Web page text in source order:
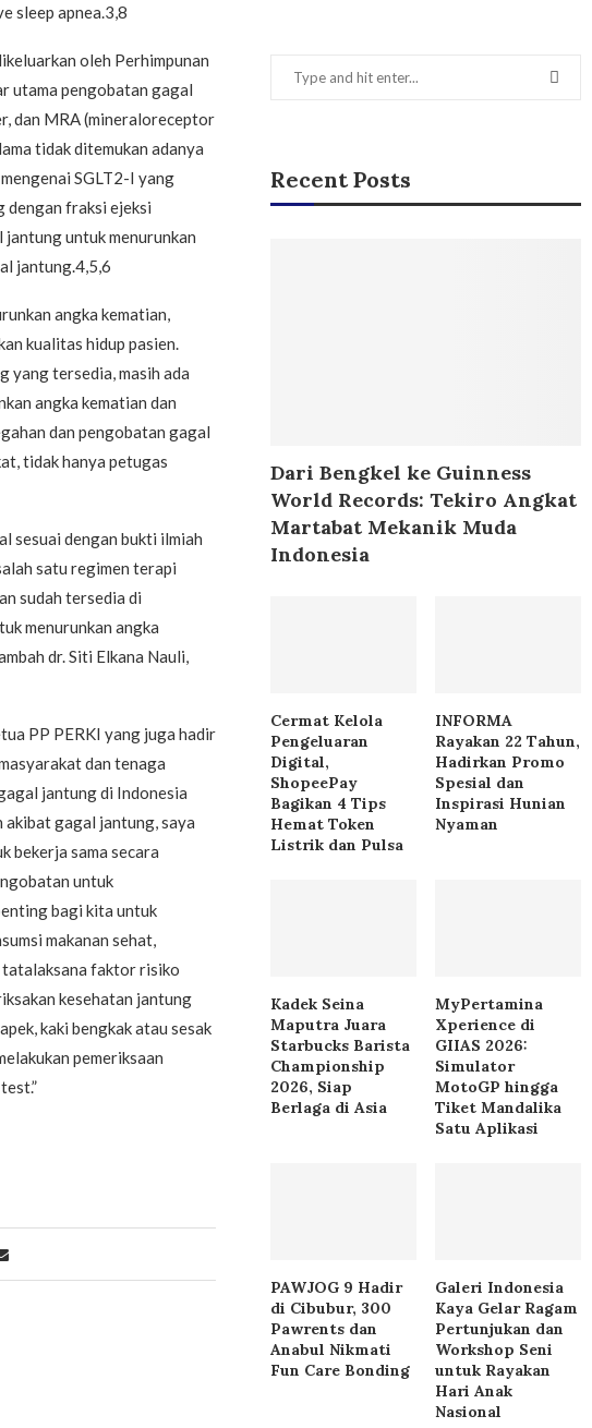
sleep apnea.3,8
oleh Perhimpunan
utama pengobatan gagal
dan MRA (mineraloreceptor
tidak ditemukan adanya
SGLT2-I yang
dengan fraksi ejeksi
untuk menurunkan
jantung.4,5,6
angka kematian,
kualitas hidup pasien.
yang tersedia, masih ada
angka kematian dan
dan pengobatan gagal
tidak hanya petugas
sesuai dengan bukti ilmiah
satu regimen terapi
sudah tersedia di
menurunkan angka
dr. Siti Elkana Nauli,
PP PERKI yang juga hadir
dan tenaga
jantung di Indonesia
akibat gagal jantung, saya
bekerja sama secara
untuk
bagi kita untuk
makanan sehat,
faktor risiko
kesehatan jantung
kaki bengkak atau sesak
pemeriksaan
Recent Posts
Dari Bengkel ke Guinness
World Records: Tekiro Angkat
Martabat Mekanik Muda
Indonesia
Cermat Kelola
Pengeluaran
Digital,
ShopeePay
Bagikan 4 Tips
Hemat Token
Listrik dan Pulsa
INFORMA
Rayakan 22 Tahun,
Hadirkan Promo
Spesial dan
Inspirasi Hunian
Nyaman
Kadek Seina
Maputra Juara
Starbucks Barista
Championship
2026, Siap
Berlaga di Asia
MyPertamina
Xperience di
GIIAS 2026:
Simulator
MotoGP hingga
Tiket Mandalika
Satu Aplikasi
PAWJOG 9 Hadir
di Cibubur, 300
Pawrents dan
Anabul Nikmati
Fun Care Bonding
Galeri Indonesia
Kaya Gelar Ragam
Pertunjukan dan
Workshop Seni
untuk Rayakan
Hari Anak
Nasional